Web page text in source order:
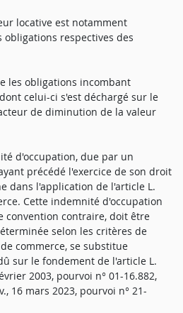
locative est notamment
respectives des
les obligations incombant
celui-ci s'est déchargé sur le
de diminution de la valeur
d'occupation, due par un
précédé l'exercice de son droit
dans l'application de l'article L.
Cette indemnité d'occupation
convention contraire, doit être
selon les critères de
commerce, se substitue
sur le fondement de l'article L.
2003, pourvoi n° 01-16.882,
16 mars 2023, pourvoi n° 21-